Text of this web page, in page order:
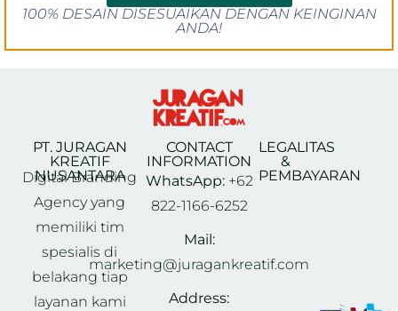
100% DESAIN DISESUAIKAN DENGAN KEINGINAN
ANDA!
PT. JURAGAN
KREATIF
NUSANTARA
Digital Branding
Agency yang
memiliki tim
spesialis di
belakang tiap
layanan kami
CONTACT
INFORMATION
WhatsApp:+62
822-1166-6252
Mail:
marketing@juragankreatif.com
Address:
LEGALITAS
&
PEMBAYARAN